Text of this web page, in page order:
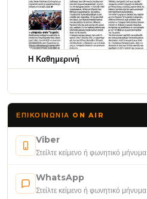
Η Καθημερινή
ΕΠΙΚΟΙΝΩΝΊΑ ON AIR
Viber
Στείλτε κείμενο ή φωνητικό μήνυμα
WhatsApp
Στείλτε κείμενο ή φωνητικό μήνυμα